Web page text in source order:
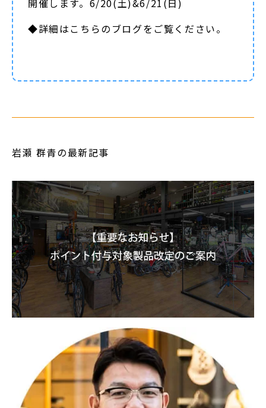
開催します。6/20(土)&6/21(日)
◆詳細はこちらのブログをご覧ください。
岩瀬 群青の最新記事